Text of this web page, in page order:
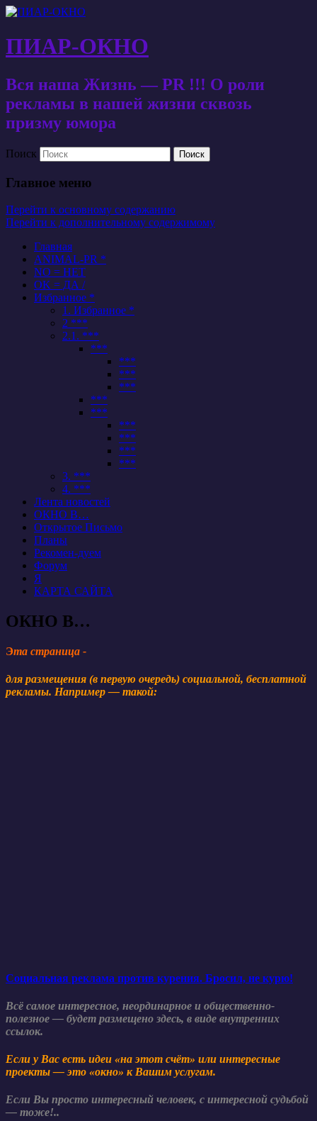
ПИАР-ОКНО
Вся наша Жизнь — PR !!! О роли
рекламы в нашей жизни сквозь
призму юмора
Поиск
Главное меню
Перейти к основному содержанию
Перейти к дополнительному содержимому
Главная
ANIMAL-PR *
NO = НЕТ
OK = ДА /
Избранное *
1. Избранное *
2 ***
2.1. ***
***
***
***
***
***
***
***
***
***
***
3. ***
4. ***
Лента новостей
ОКНО В…
Открытое Письмо
Планы
Рекомен-дуем
Форум
Я
КАРТА САЙТА
ОКНО В…
Эта страница -
для размещения (в первую очередь) социальной, бесплатной
рекламы. Например — такой:
Социальная реклама против курения. Бросил, не курю!
Всё самое интересное, неординарное и общественно-
полезное — будет размещено здесь, в виде внутренних
ссылок.
Если у Вас есть идеи «на этот счёт» или интересные
проекты — это «окно» к Вашим услугам.
Если Вы просто интересный человек, с интересной судьбой
— тоже!..